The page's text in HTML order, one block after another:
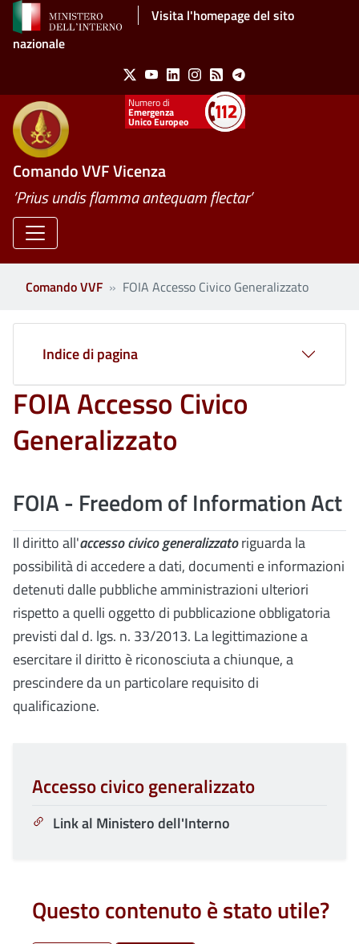
Salta al contenuto principaleVisita l'homepage del sito
nazionale
Social Menu
X YoutubeLinkedinInstagram
Feed Telegram
Emergenza
Unico Europeo
Comando VVF Vicenza
’Prius undis flamma antequam flectar’
Comando VVF FOIA Accesso Civico Generalizzato
FOIA Accesso Civico
Generalizzato
FOIA - Freedom of Information Act
Il diritto all'accesso civico generalizzatoriguarda la
possibilità di accedere a dati, documenti e informazioni
detenuti dalle pubbliche amministrazioni ulteriori
rispetto a quelli oggetto di pubblicazione obbligatoria
previsti dal d. lgs. n. 33/2013. La legittimazione a
esercitare il diritto è riconosciuta a chiunque, a
prescindere da un particolare requisito di
qualificazione.
Accesso civico generalizzato
Link al Ministero dell'Interno
Indice di pagina
Questo contenuto è stato utile?